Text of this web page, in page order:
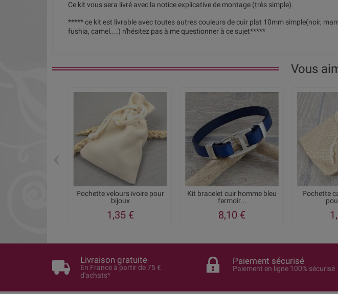
Ce kit vous sera livré avec la notice explicative de montage (très simple).
***** ce kit est livrable avec toutes autres couleurs de cuir plat 10mm simple(noir,
fushia, camel....) n'hésitez pas à me questionner à ce sujet*****
Vous
Pochette velours ivoire pour
bijoux
1,35 €
Kit bracelet cuir homme bleu
fermoir...
8,10 €
Pochette
Livraison gratuite
En France à partir de 75 €
d'achats*
Paiement sécurisé
Paiement en ligne 100% sécurisé